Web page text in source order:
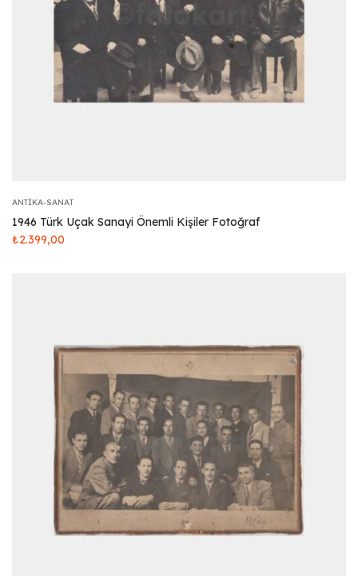
ANTIKA-SANAT
1946 Türk Uçak Sanayi Önemli Kişiler Fotoğraf
₺2.399,00